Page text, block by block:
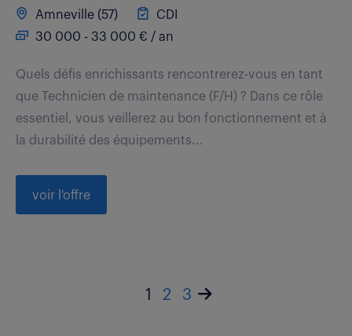
Amneville (57)
CDI
30 000 - 33 000 € / an
Quels défis enrichissants rencontrerez-vous en tant
que Technicien de maintenance (F/H) ? Dans ce rôle
essentiel, vous veillerez au bon fonctionnement et à
la durabilité des équipements...
voir l'offre
1 2 3